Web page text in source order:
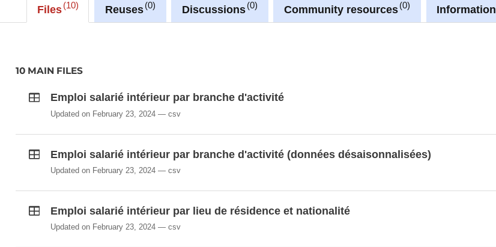
Files 10 Reuses 0 Discussions 0 Community resources 0 Information
10 MAIN FILES
Emploi salarié intérieur par branche d'activité
Updated on February 23, 2024 csv
Emploi salarié intérieur par branche d'activité (données désaisonnalisées)
Updated on February 23, 2024 csv
Emploi salarié intérieur par lieu de résidence et nationalité
Updated on February 23, 2024 csv